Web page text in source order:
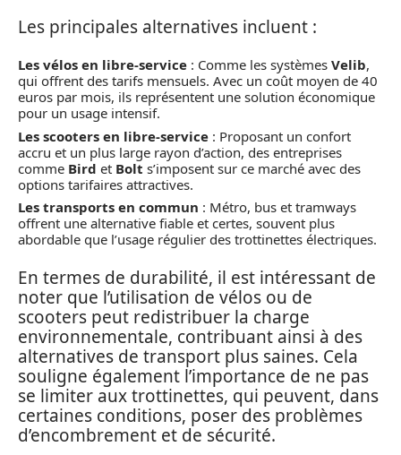
Les principales alternatives incluent :
Les vélos en libre-service : Comme les systèmes Velib,
qui offrent des tarifs mensuels. Avec un coût moyen de 40
euros par mois, ils représentent une solution économique
pour un usage intensif.
Les scooters en libre-service : Proposant un confort
accru et un plus large rayon d’action, des entreprises
comme Bird et Bolt s’imposent sur ce marché avec des
options tarifaires attractives.
Les transports en commun : Métro, bus et tramways
offrent une alternative fiable et certes, souvent plus
abordable que l’usage régulier des trottinettes électriques.
En termes de durabilité, il est intéressant de
noter que l’utilisation de vélos ou de
scooters peut redistribuer la charge
environnementale, contribuant ainsi à des
alternatives de transport plus saines. Cela
souligne également l’importance de ne pas
se limiter aux trottinettes, qui peuvent, dans
certaines conditions, poser des problèmes
d’encombrement et de sécurité.